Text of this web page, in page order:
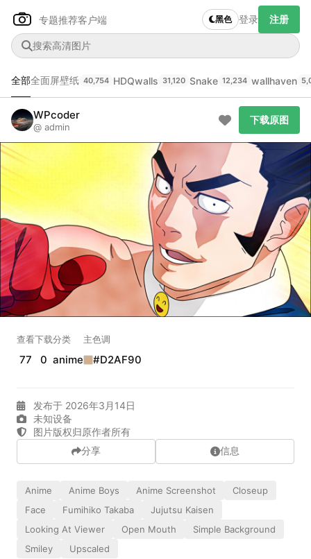
专题推荐客户端 黑色 登录 注册
全部全面屏壁纸 40,754 HDQwalls 31,120 Snake 12,234 wallhaven
WPcoder
@ admin
下载原图
查看
77
下载
0
分类
anime
主色调
#D2AF90
发布于 2026年3月14日
未知设备
图片版权归原作者所有
分享 信息
Anime Anime Boys Anime Screenshot
Closeup
Face
Fumihiko Takaba
Jujutsu Kaisen
Looking At Viewer
Open Mouth
Simple Background
Smiley
Upscaled
Author Name
@author
下载原图
--
发布
未知设备
在主题许可下可免费使用
分享 信息
实时弹幕
弹幕会在下方多行滚动展示；匿名发送有数量和频率限制。
正在生成支付二维码...